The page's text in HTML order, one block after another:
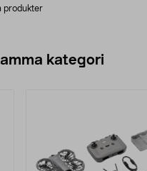
produkter
kategori